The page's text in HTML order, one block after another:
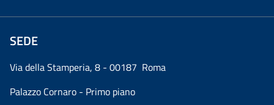
SEDE
Via della Stamperia, 8 - 00187 Roma
Palazzo Cornaro - Primo piano